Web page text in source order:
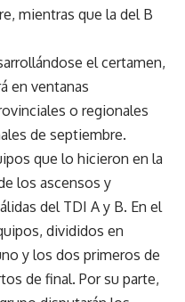
mientras que la del B
el certamen,
en ventanas
o regionales
de septiembre.
que lo hicieron en la
los ascensos y
del TDI A y B. En el
divididos en
y los dos primeros de
de final. Por su parte,